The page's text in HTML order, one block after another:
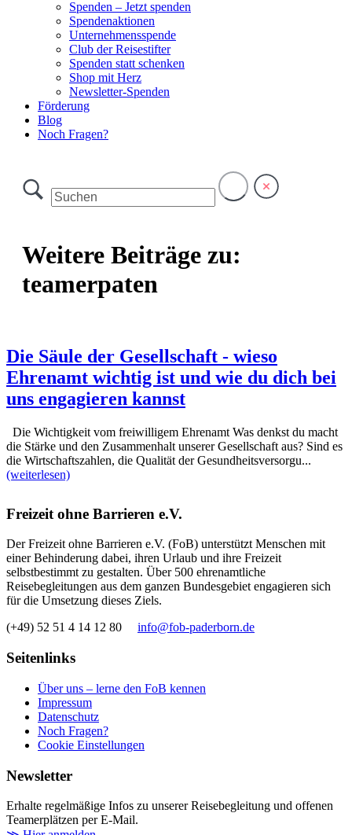
Spenden – Jetzt spenden
Spendenaktionen
Unternehmensspende
Club der Reisestifter
Spenden statt schenken
Shop mit Herz
Newsletter-Spenden
Förderung
Blog
Noch Fragen?
Weitere Beiträge zu:
teamerpaten
Die Säule der Gesellschaft - wieso
Ehrenamt wichtig ist und wie du dich bei
uns engagieren kannst
Die Wichtigkeit vom freiwilligem Ehrenamt Was denkst du macht
die Stärke und den Zusammenhalt unserer Gesellschaft aus? Sind es
die Wirtschaftszahlen, die Qualität der Gesundheitsversorgu...
(weiterlesen)
Freizeit ohne Barrieren e.V.
Der Freizeit ohne Barrieren e.V. (FoB) unterstützt Menschen mit
einer Behinderung dabei, ihren Urlaub und ihre Freizeit
selbstbestimmt zu gestalten. Über 500 ehrenamtliche
Reisebegleitungen aus dem ganzen Bundesgebiet engagieren sich
für die Umsetzung dieses Ziels.
(+49) 52 51 4 14 12 80 info@fob-paderborn.de
Seitenlinks
Über uns – lerne den FoB kennen
Impressum
Datenschutz
Noch Fragen?
Cookie Einstellungen
Newsletter
Erhalte regelmäßige Infos zu unserer Reisebegleitung und offenen
Teamerplätzen per E-Mail.